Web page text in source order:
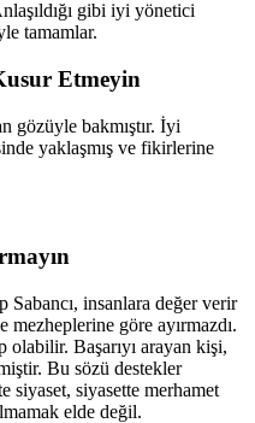
gibi iyi yönetici
tamamlar.
Etmeyin
gözüyle bakmıştır. İyi
yaklaşmış ve fikirlerine
Sabancı, insanlara değer verir
göre ayırmazdı.
olabilir. Başarıyı arayan kişi,
Bu sözü destekler
siyaset, siyasette merhamet
elde değil.